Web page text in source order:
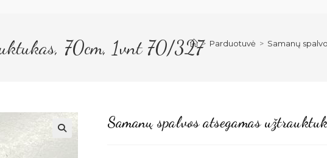
70cm, 1vnt 70/327> Parduotuvė > Samanų
Samanų spalvos atsegamas